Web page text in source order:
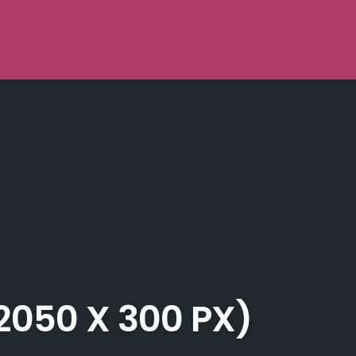
X 300 PX)